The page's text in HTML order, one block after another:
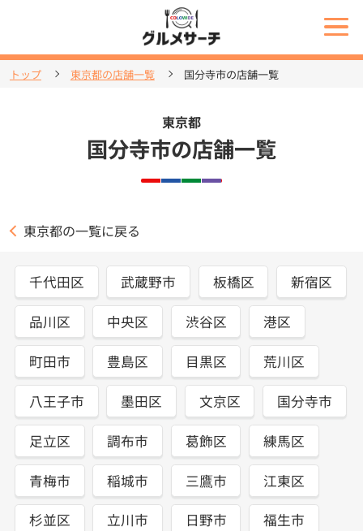
トップ 東京都の店舗一覧 国分寺市の店舗一覧
東京都
国分寺市の店舗一覧
東京都の一覧に戻る
千代田区 武蔵野市 板橋区 新宿区
品川区 中央区 渋谷区 港区
町田市 豊島区 目黒区 荒川区
八王子市 墨田区 文京区 国分寺市
足立区 調布市 葛飾区 練馬区
青梅市 稲城市 三鷹市 江東区
杉並区 立川市 日野市 福生市